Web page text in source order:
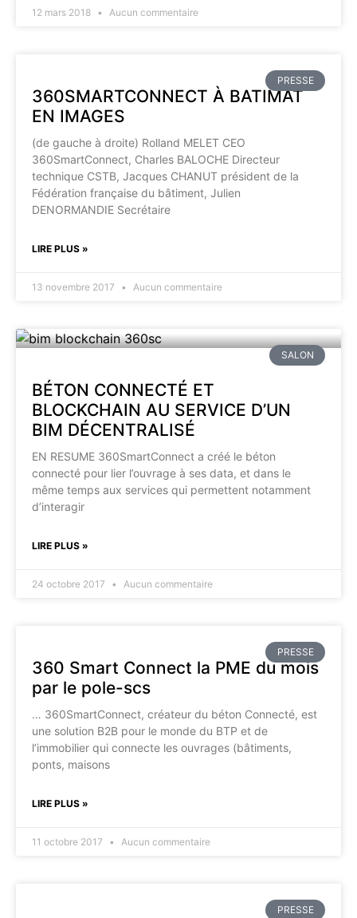
12 mars 2018 Aucun commentaire
PRESSE
360SMARTCONNECT À BATIMAT
EN IMAGES
(de gauche à droite) Rolland MELET CEO
360SmartConnect, Charles BALOCHE Directeur
technique CSTB, Jacques CHANUT président de la
Fédération française du bâtiment, Julien
DENORMANDIE Secrétaire
LIRE PLUS »
13 novembre 2017 Aucun commentaire
SALON
BÉTON CONNECTÉ ET
BLOCKCHAIN AU SERVICE D’UN
BIM DÉCENTRALISÉ
EN RESUME 360SmartConnect a créé le béton
connecté pour lier l’ouvrage à ses data, et dans le
même temps aux services qui permettent notamment
d’interagir
LIRE PLUS »
24 octobre 2017 Aucun commentaire
PRESSE
360 Smart Connect la PME du mois
par le pole-scs
… 360SmartConnect, créateur du béton Connecté, est
une solution B2B pour le monde du BTP et de
l’immobilier qui connecte les ouvrages (bâtiments,
ponts, maisons
LIRE PLUS »
11 octobre 2017 Aucun commentaire
PRESSE